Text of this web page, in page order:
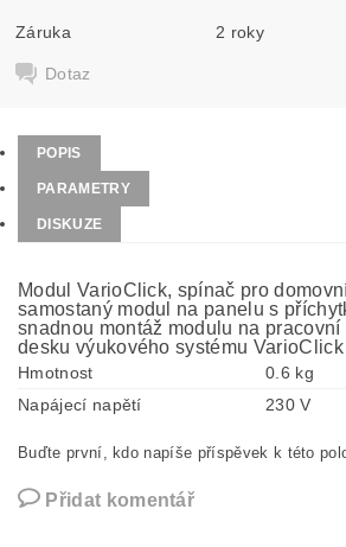
Záruka 2 roky
Dotaz
POPIS
PARAMETRY
DISKUZE
Modul VarioClick, spínač pro
samostaný modul na panelu s
snadnou montáž modulu na pracovní
desku výukového systému VarioClick
Hmotnost
0.6 kg
Napájecí napětí
230 V
Buďte první, kdo napíše příspěvek k této
Přidat komentář